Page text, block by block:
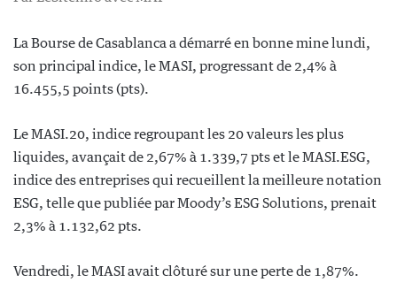
La Bourse de Casablanca a démarré en bonne mine lundi,
son principal indice, le MASI, progressant de 2,4% à
16.455,5 points (pts).
Le MASI.20, indice regroupant les 20 valeurs les plus
liquides, avançait de 2,67% à 1.339,7 pts et le MASI.ESG,
indice des entreprises qui recueillent la meilleure notation
ESG, telle que publiée par Moody’s ESG Solutions, prenait
2,3% à 1.132,62 pts.
Vendredi, le MASI avait clôturé sur une perte de 1,87%.